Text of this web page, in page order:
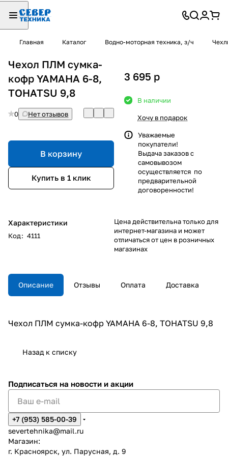
Главная Каталог Водно-моторная техника, з/ч
Чехол ПЛМ сумка-
кофр YAMAHA 6-8,
TOHATSU 9,8
0 Нет отзывов
В корзину
Купить в 1 клик
Характеристики
Код: 4111
3 695 p
В наличии
Хочу в подарок
Уважаемые
покупатели!
Выдача заказов с
самовывозом
осуществляется по
предварительной
договоренности!
Цена действительна только для
интернет-магазина и может
отличаться от цен в розничных
магазинах
Описание Отзывы Оплата Доставка
Чехол ПЛМ сумка-кофр YAMAHA 6-8, TOHATSU 9,8
Назад к списку
Подписаться на новости и акции
+7 (953) 585-00-39
severtehnika@mail.ru
Магазин:
г. Красноярск, ул. Парусная, д. 9